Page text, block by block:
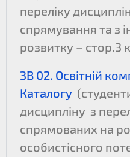
переліку
спрямування та з
розвитку – стор.3
ЗВ 02. Освітній
Каталогу
дисципліну з
спрямованих на
особистісного